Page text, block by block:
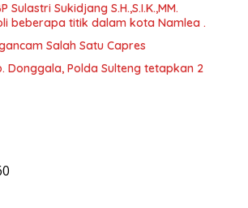
Sulastri Sukidjang S.H.,S.I.K.,MM.
beberapa titik dalam kota Namlea .
Salah Satu Capres
Donggala, Polda Sulteng tetapkan 2